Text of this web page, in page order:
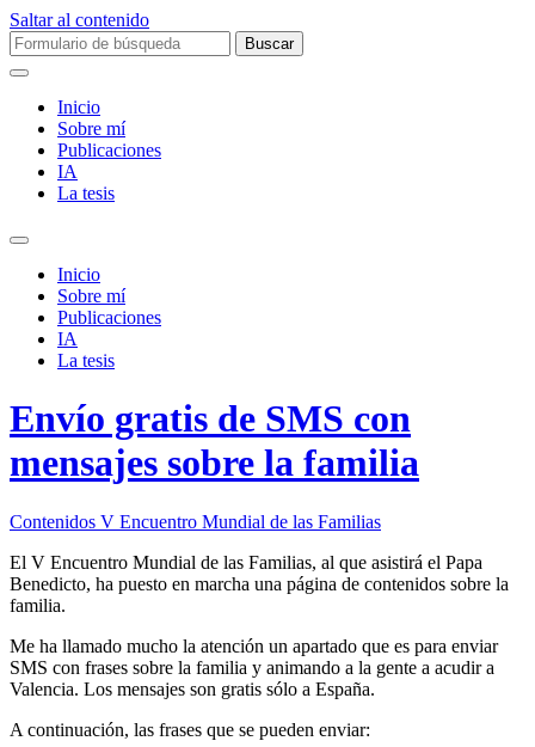
Saltar al contenido
Buscar:
Inicio
Sobre mí­
Publicaciones
IA
La tesis
Alternar
campo
búsqueda
Inicio
Sobre mí­
Publicaciones
IA
La tesis
Envío gratis de SMS con
mensajes sobre la familia
Contenidos V Encuentro Mundial de las Familias
El V Encuentro Mundial de las Familias, al que asistirá el Papa
Benedicto, ha puesto en marcha una página de contenidos sobre la
familia.
Me ha llamado mucho la atención un apartado que es para enviar
SMS con frases sobre la familia y animando a la gente a acudir a
Valencia. Los mensajes son gratis sólo a España.
A continuación, las frases que se pueden enviar: